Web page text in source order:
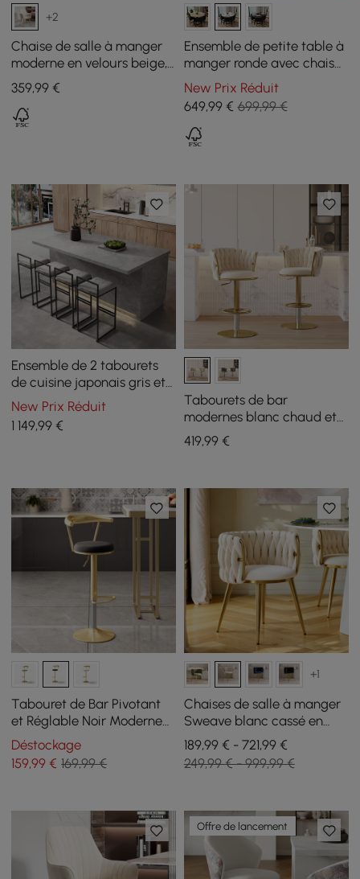
+2
Chaise de salle à manger
moderne en velours beige,
lot de 2
359,99 €
Ensemble de petite table à
manger ronde avec chaises
rembourrées noires pour 4
personnes modernes, 1000
mm
New Prix Réduit
649,99€ 699,99 €
Ensemble de 2 tabourets
de cuisine japonais gris et
2 tabourets de rangement
en bois, 1830mm
New Prix Réduit
1 149,99 €
Tabourets de bar
modernes blanc chaud et
doré en velours, réglables
et pivotants, Lot de 2
419,99€
Tabouret de Bar Pivotant
et Réglable Noir Moderne
avec Dossier et Revêtement
en Velours
Déstockage
159,99 € 169,99 €
+1
Chaises de salle à manger
Sweave blanc cassé en
velours rembourrées, Lot de
4
189,99 € - 721,99 €
249,99 € - 999,99 €
Offre de lancement